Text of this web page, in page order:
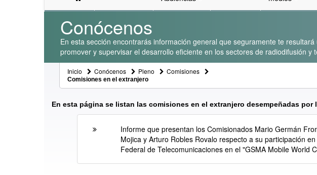
Conócenos
En esta sección encontrarás información general que seguramente te
promover y supervisar el desarrollo eficiente en los sectores de radiodifusión y
Inicio Conócenos Pleno Comisiones
Comisiones en el extranjero
En esta página se listan las comisiones en el extranjero desempeñadas por
Informe que presentan los Comisionados Mario Germán
Mojica y Arturo Robles Rovalo respecto a su participación
Federal de Telecomunicaciones en el "GSMA Mobile World